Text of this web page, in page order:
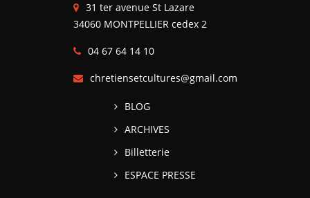
31 ter avenue St Lazare
34060 MONTPELLIER cedex 2
04 67 64 14 10
chretiensetcultures@gmail.com
BLOG
ARCHIVES
Billetterie
ESPACE PRESSE